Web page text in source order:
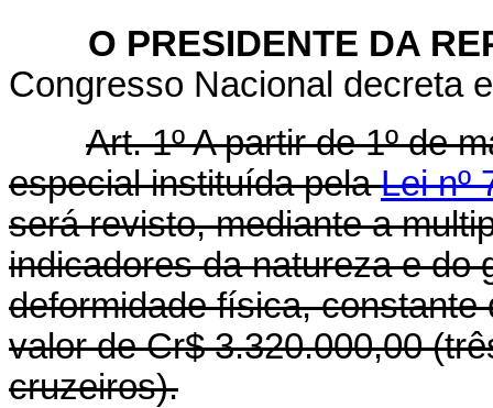
O PRESIDENTE DA
Congresso Nacional decreta
Art. 1º A partir de 1º de
especial instituída pelaLei nº
será revisto, mediante a
indicadores da natureza e do
deformidade física,
valor de Cr$ 3.320.000,00
cruzeiros).